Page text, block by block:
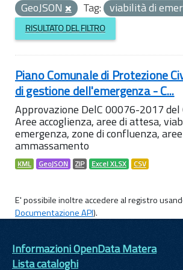
GeoJSON
Tag: viabilità di
RISULTATO DEL FILTRO
Piano Comunale di Protezione
di gestione dell'emergenza - C...
Approvazione DelC 00076-2017
Aree accoglienza, aree di attesa,
emergenza, zone di confluenza, aree
ammassamento
KML GeoJSON ZIP Excel XLSX CSV
E' possibile inoltre accedere al registro
Documentazione API).
Informazioni OpenData Matera
Lista cataloghi